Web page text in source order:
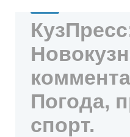
Погода,
спорт.